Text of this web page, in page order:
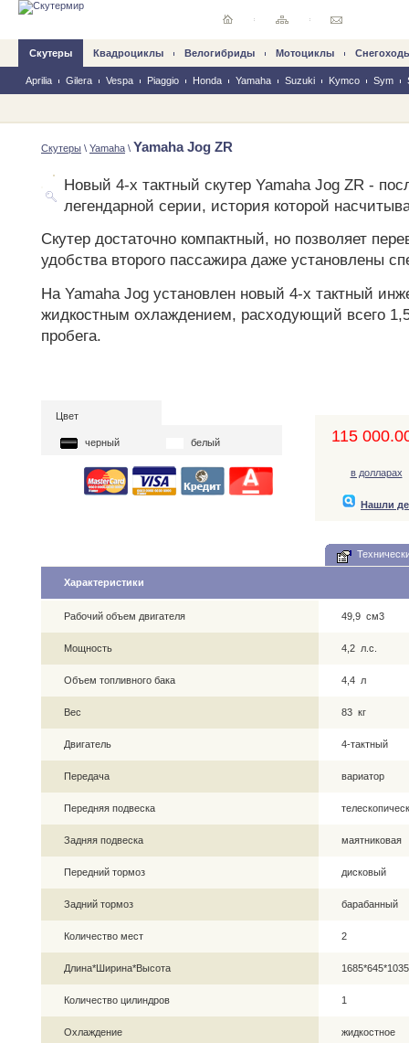
Скутеры
Aprilia Gilera Vespa Piaggio Honda Yamaha Suzuki Kymco Sym
Квадроциклы Велогибриды Mотоциклы
Скутеры \ Yamaha \ Yamaha Jog ZR
Новый 4-х тактный скутер Yamaha Jog ZR -
легендарной серии, история которой
Скутер достаточно компактный, но позволяет
удобства второго пассажира даже установлены
На Yamaha Jog установлен новый 4-х тактный
жидкостным охлаждением, расходующий всего
пробега.
Цвет
черный белый 115
в долларах
Нашли
Характеристики
Рабочий объем двигателя 49,9 см3
Мощность 4,2 л.с.
Объем топливного бака 4,4 л
Вес 83 кг
Двигатель 4-тактный
Передача вариатор
Передняя подвеска
Задняя подвеска маятниковая
Передний тормоз дисковый
Задний тормоз барабанный
Количество мест 2
Длина*Ширина*Высота
Количество цилиндров 1
Охлаждение жидкостное